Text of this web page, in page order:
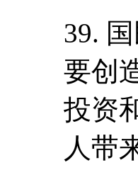
39.
要创
投资
人带